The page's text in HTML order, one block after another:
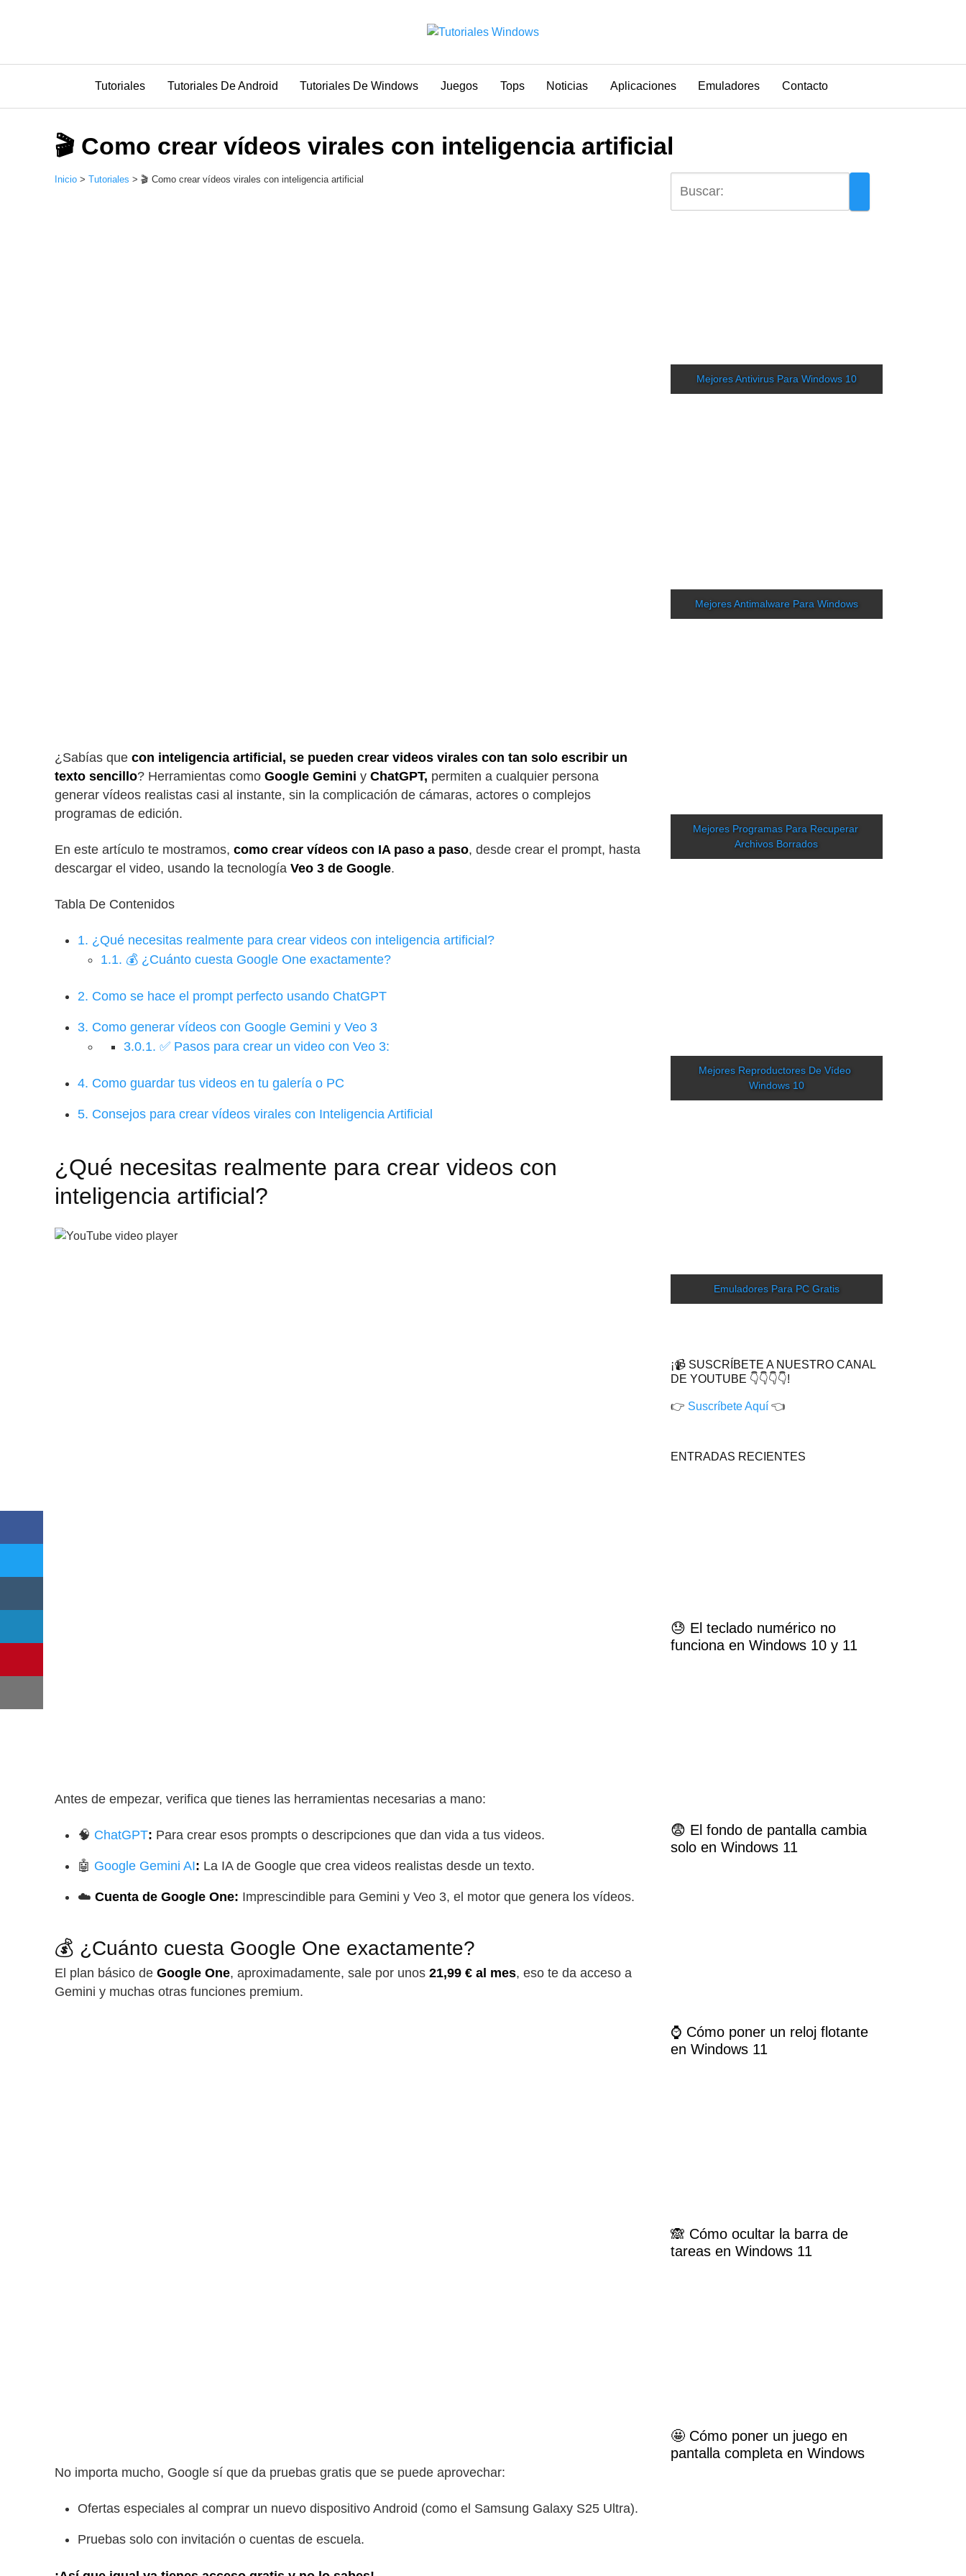
Tutoriales Tutoriales De Android Tutoriales De Windows Juegos Tops Noticias Aplicaciones Emuladores Contacto
🎬 Como crear vídeos virales con inteligencia artificial
Inicio > Tutoriales > 🎬 Como crear vídeos virales con inteligencia artificial
¿Sabías que con inteligencia artificial, se pueden crear videos virales con tan solo escribir un
texto sencillo? Herramientas como Google Gemini y ChatGPT, permiten a cualquier persona
generar vídeos realistas casi al instante, sin la complicación de cámaras, actores o complejos
programas de edición.
En este artículo te mostramos, como crear vídeos con IA paso a paso, desde crear el prompt, hasta
descargar el video, usando la tecnología Veo 3 de Google.
Tabla De Contenidos
1. ¿Qué necesitas realmente para crear videos con inteligencia artificial?
1.1. 💰 ¿Cuánto cuesta Google One exactamente?
2. Como se hace el prompt perfecto usando ChatGPT
3. Como generar vídeos con Google Gemini y Veo 3
3.0.1. ✅ Pasos para crear un video con Veo 3:
4. Como guardar tus videos en tu galería o PC
5. Consejos para crear vídeos virales con Inteligencia Artificial
¿Qué necesitas realmente para crear videos con
inteligencia artificial?
Antes de empezar, verifica que tienes las herramientas necesarias a mano:
🧠 ChatGPT: Para crear esos prompts o descripciones que dan vida a tus videos.
🤖 Google Gemini AI: La IA de Google que crea videos realistas desde un texto.
☁️ Cuenta de Google One: Imprescindible para Gemini y Veo 3, el motor que genera los vídeos.
💰 ¿Cuánto cuesta Google One exactamente?
El plan básico de Google One, aproximadamente, sale por unos 21,99 € al mes, eso te da acceso a
Gemini y muchas otras funciones premium.
No importa mucho, Google sí que da pruebas gratis que se puede aprovechar:
Ofertas especiales al comprar un nuevo dispositivo Android (como el Samsung Galaxy S25 Ultra).
Pruebas solo con invitación o cuentas de escuela.
Mejores Antivirus Para Windows 10
Mejores Antimalware Para Windows
Mejores Programas Para Recuperar
Archivos Borrados
Mejores Reproductores De Vídeo
Windows 10
Emuladores Para PC Gratis
¡📹 SUSCRÍBETE A NUESTRO CANAL
DE YOUTUBE 👇👇👇👇!
👉 Suscríbete Aquí👈
ENTRADAS RECIENTES
😓 El teclado numérico no
funciona en Windows 10 y 11
😨 El fondo de pantalla cambia
solo en Windows 11
⌚ Cómo poner un reloj flotante
en Windows 11
🙈 Cómo ocultar la barra de
tareas en Windows 11
🤩 Cómo poner un juego en
pantalla completa en Windows